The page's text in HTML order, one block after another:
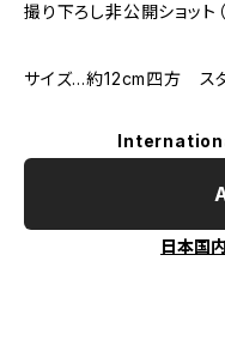
撮り下ろし非公開ショット
サイズ…約12cm四方 スタ
日本国